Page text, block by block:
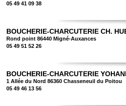
05 49 41 09 38
BOUCHERIE-CHARCUTERIE CH.
Rond point 86440 Migné-Auxances
05 49 51 52 26
BOUCHERIE-CHARCUTERIE
1 Allée du Nord 86360 Chasseneuil du Poitou
05 49 46 13 56